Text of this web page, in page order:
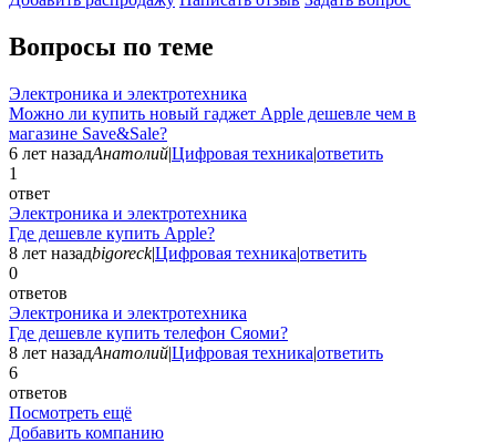
Вопросы по теме
Электроника и электротехника
Можно ли купить новый гаджет Apple дешевле чем в
магазине Save&Sale?
6 лет назадАнатолий|Цифровая техника|ответить
1
ответ
Электроника и электротехника
Где дешевле купить Apple?
8 лет назадbigoreck|Цифровая техника|ответить
0
ответов
Электроника и электротехника
Где дешевле купить телефон Сяоми?
8 лет назадАнатолий|Цифровая техника|ответить
6
ответов
Посмотреть ещё
Добавить компанию